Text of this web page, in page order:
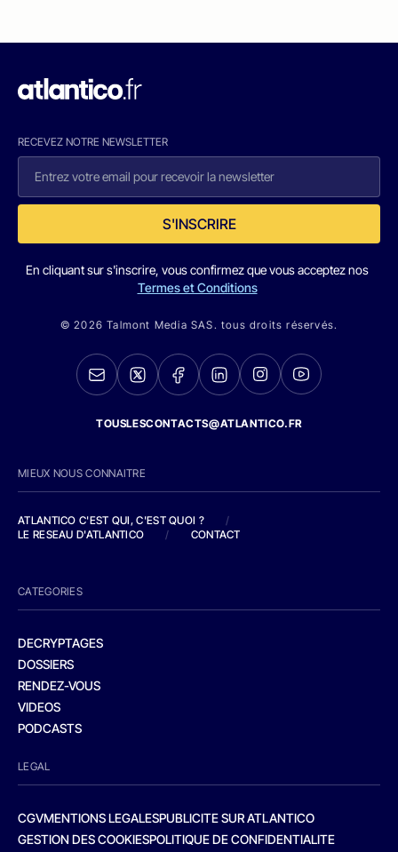
RECEVEZ NOTRE NEWSLETTER
S'INSCRIRE
En cliquant sur s'inscrire, vous confirmez que vous acceptez nos
Termes et Conditions
© 2026 Talmont Media SAS. tous droits réservés.
TOUSLESCONTACTS@ATLANTICO.FR
MIEUX NOUS CONNAITRE
ATLANTICO C'EST QUI, C'EST QUOI ?
/
LE RESEAU D'ATLANTICO
/ CONTACT
CATEGORIES
DECRYPTAGES
DOSSIERS
RENDEZ-VOUS
VIDEOS
PODCASTS
LEGAL
CGVMENTIONS LEGALESPUBLICITE SUR ATLANTICO
GESTION DES COOKIESPOLITIQUE DE CONFIDENTIALITE